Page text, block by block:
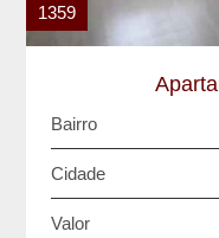
1359
Bairro
Cidade
Valor